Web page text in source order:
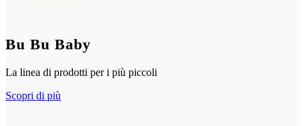
Bu Bu Baby
La linea di prodotti per i più piccoli
Scopri di più